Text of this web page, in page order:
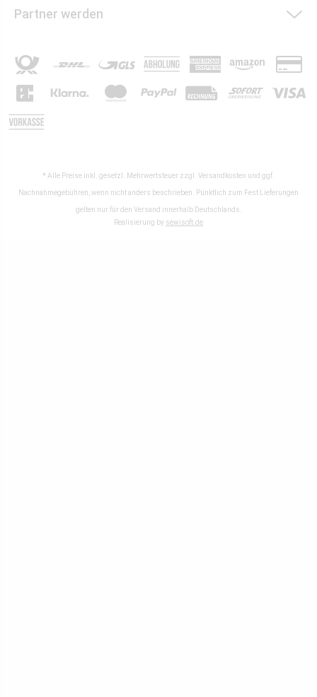
Partner werden
* Alle Preise inkl. gesetzl. Mehrwertsteuer zzgl. Versandkosten und ggf.
Nachnahmegebühren, wenn nicht anders beschrieben. Pünktlich zum Fest Lieferungen
gelten nur für den Versand innerhalb Deutschlands.
Realisierung by sewisoft.de